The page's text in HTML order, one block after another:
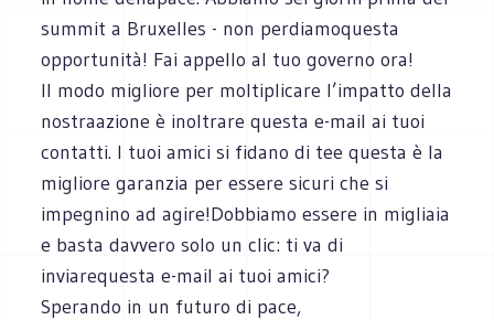
summit a Bruxelles - non perdiamoquesta
opportunità! Fai appello al tuo governo ora!
Il modo migliore per moltiplicare l’impatto della
nostraazione è inoltrare questa e-mail ai tuoi
contatti. I tuoi amici si fidano di tee questa è la
migliore garanzia per essere sicuri che si
impegnino ad agire!Dobbiamo essere in migliaia
e basta davvero solo un clic: ti va di
inviarequesta e-mail ai tuoi amici?
Sperando in un futuro di pace,